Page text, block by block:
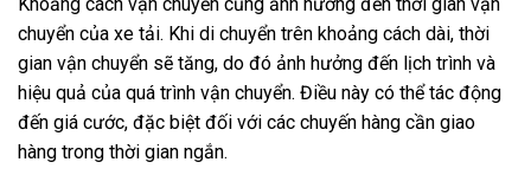
Khoảng cách vận chuyển cũng ảnh hưởng đến thời gian vận
chuyển của xe tải. Khi di chuyển trên khoảng cách dài, thời
gian vận chuyển sẽ tăng, do đó ảnh hưởng đến lịch trình và
hiệu quả của quá trình vận chuyển. Điều này có thể tác động
đến giá cước, đặc biệt đối với các chuyến hàng cần giao
hàng trong thời gian ngắn.